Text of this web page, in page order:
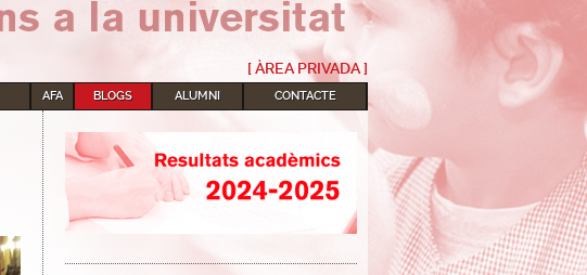
[ ÀREA PRIVADA ]
AFA BLOGS ALUMNI CONTACTE